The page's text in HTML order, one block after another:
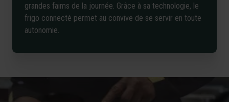
grandes faims de la journée. Grâce à sa technologie, le
frigo connecté permet au convive de se servir en toute
autonomie.